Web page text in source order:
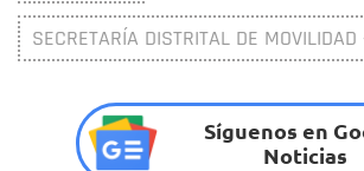
SECRETARÍA DISTRITAL DE
Síguenos en
Noticias